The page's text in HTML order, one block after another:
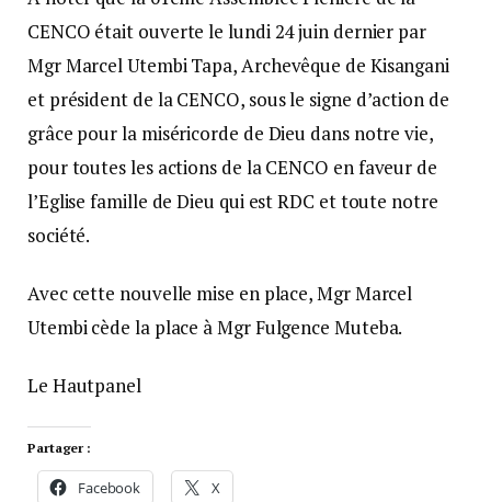
CENCO était ouverte le lundi 24 juin dernier par
Mgr Marcel Utembi Tapa, Archevêque de Kisangani
et président de la CENCO, sous le signe d’action de
grâce pour la miséricorde de Dieu dans notre vie,
pour toutes les actions de la CENCO en faveur de
l’Eglise famille de Dieu qui est RDC et toute notre
société.
Avec cette nouvelle mise en place, Mgr Marcel
Utembi cède la place à Mgr Fulgence Muteba.
Le Hautpanel
Partager :
Facebook X